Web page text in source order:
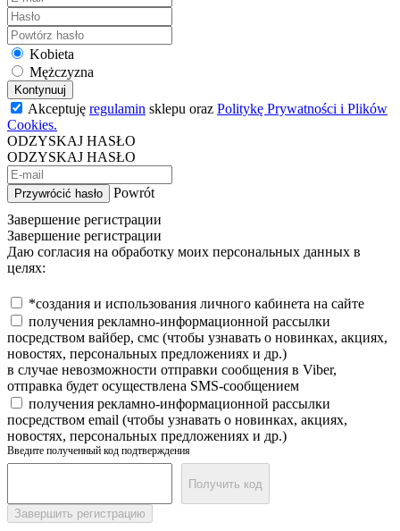
Kobieta
Mężczyzna
Kontynuuj
Akceptuję regulamin sklepu oraz Politykę Prywatności i Plików
Cookies.
ODZYSKAJ HASŁO
ODZYSKAJ HASŁO
Przywrócić hasło
Powrót
Завершение регистрации
Завершение регистрации
Даю согласия на обработку моих персональных данных в
целях:
*создания и использования личного кабинета на сайте
получения рекламно-информационной рассылки
посредством вайбер, смс (чтобы узнавать о новинках, акциях,
новостях, персональных предложениях и др.)
в случае невозможности отправки сообщения в Viber,
отправка будет осуществлена SMS-сообщением
получения рекламно-информационной рассылки
посредством email (чтобы узнавать о новинках, акциях,
новостях, персональных предложениях и др.)
Введите полученный код подтверждения
Получить код
Завершить регистрацию